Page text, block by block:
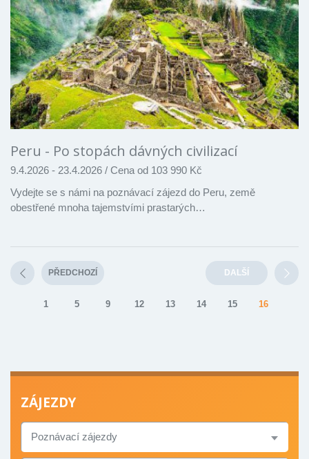
Peru - Po stopách dávných civilizací
9.4.2026 - 23.4.2026 / Cena od 103 990 Kč
Vydejte se s námi na poznávací zájezd do Peru, země
obestřené mnoha tajemstvími prastarých…
PŘEDCHOZÍ
1 5 9 12 13 14 15 16
DALŠÍ
ZÁJEZDY
TYP
ZÁJEZDU